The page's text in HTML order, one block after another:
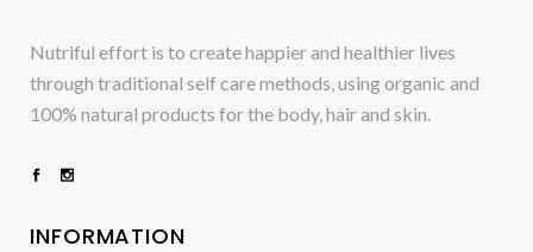
Nutriful effort is to create happier and healthier lives
through traditional self care methods, using organic and
100% natural products for the body, hair and skin.
INFORMATION